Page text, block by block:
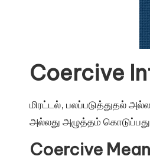
Coercive
மிரட்டல், பலப்படுத்துதல்
அல்லது அழுத்தம்
Coercive